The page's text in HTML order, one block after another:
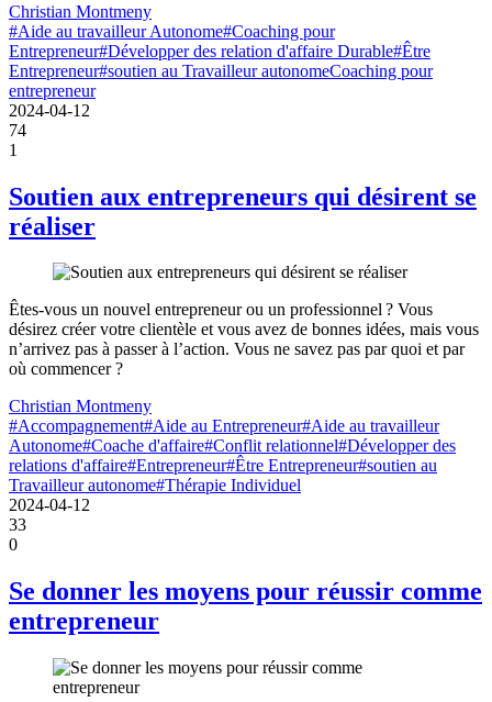
Christian Montmeny
#Aide au travailleur Autonome#Coaching pour
Entrepreneur#Développer des relation d'affaire Durable#Être
Entrepreneur#soutien au Travailleur autonomeCoaching pour
entrepreneur
2024-04-12
74
1
Soutien aux entrepreneurs qui désirent se
réaliser
Êtes-vous un nouvel entrepreneur ou un professionnel ? Vous
désirez créer votre clientèle et vous avez de bonnes idées, mais vous
n’arrivez pas à passer à l’action. Vous ne savez pas par quoi et par
où commencer ?
Christian Montmeny
#Accompagnement#Aide au Entrepreneur#Aide au travailleur
Autonome#Coache d'affaire#Conflit relationnel#Développer des
relations d'affaire#Entrepreneur#Être Entrepreneur#soutien au
Travailleur autonome#Thérapie Individuel
2024-04-12
33
0
Se donner les moyens pour réussir comme
entrepreneur